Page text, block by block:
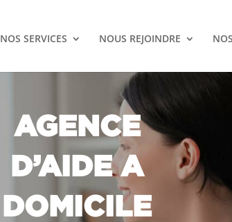
NOS SERVICES NOUS REJOINDRE
AGENCE
D’AIDE A
DOMICILE